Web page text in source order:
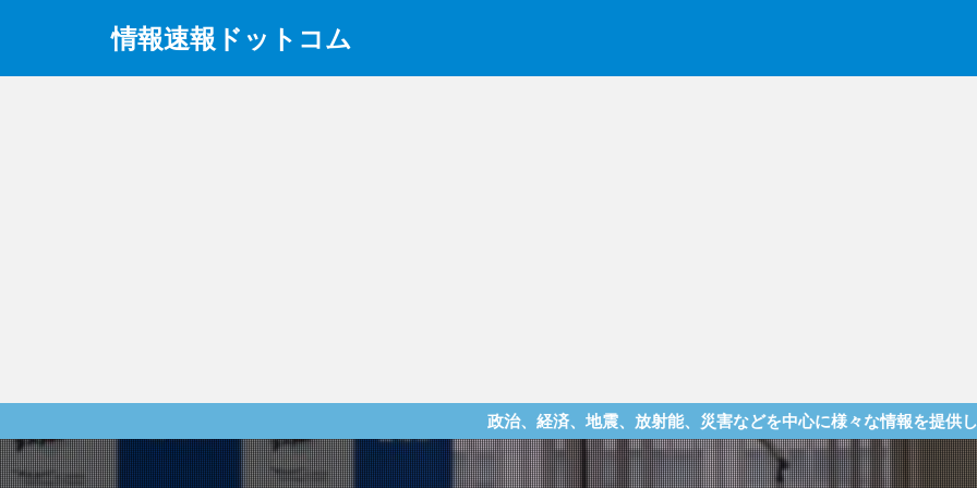
情報速報ドットコム
政治、経済、地震、放射能、災害などを中心に様々な情報を提供しているサイトで